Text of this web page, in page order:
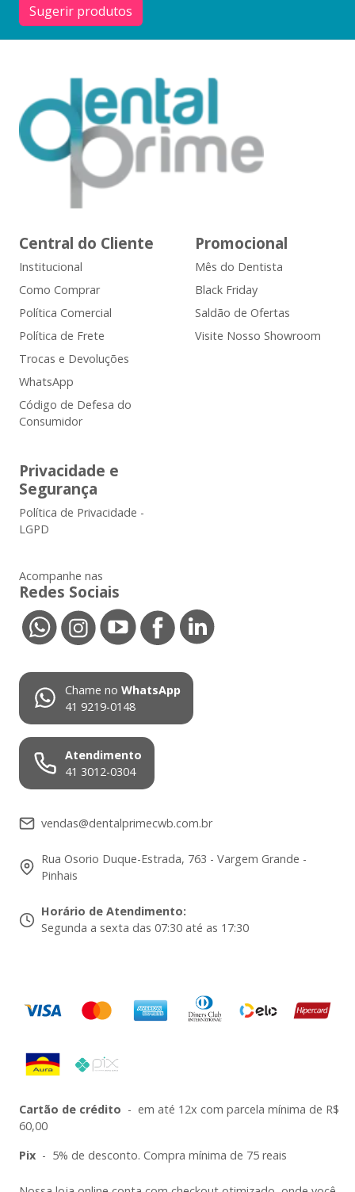
Sugerir produtos
Central do Cliente
Institucional
Como Comprar
Política Comercial
Política de Frete
Trocas e Devoluções
WhatsApp
Código de Defesa do
Consumidor
Promocional
Mês do Dentista
Black Friday
Saldão de Ofertas
Visite Nosso Showroom
Privacidade e
Segurança
Política de Privacidade -
LGPD
Acompanhe nas
Redes Sociais
Chame no WhatsApp
41 9219-0148
Atendimento
41 3012-0304
vendas@dentalprimecwb.com.br
Rua Osorio Duque-Estrada, 763 - Vargem Grande -
Pinhais
Horário de Atendimento:
Segunda a sexta das 07:30 até as 17:30
Cartão de crédito - em até 12x com parcela mínima de R$
60,00
Pix - 5% de desconto. Compra mínima de 75 reais